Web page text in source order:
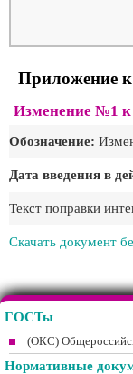
Приложение
Изменение №1
Обозначение:
Дата введения в
Текст поправки
Скачать документ
ГОСТы
(ОКС)
Нормативные